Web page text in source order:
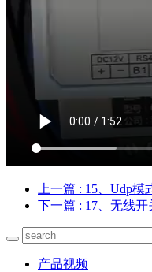
上一篇 : 15、Udp模
下一篇 : 17、无线
产品视频